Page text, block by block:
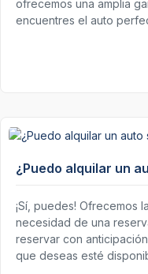
ofrecemos una amplia
encuentres el auto
¿Puedo alquilar un
¡Sí, puedes! Ofrecemos
necesidad de una
reservar con
que deseas esté